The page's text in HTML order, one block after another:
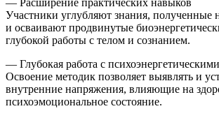
Участники углубляют знания, полученные
и осваивают продвинутые
глубокой работы с телом и сознанием.
— Глубокая работа с
Освоение методик позволяет выявлять и
внутренние напряжения, влияющие на
психоэмоциональное состояние.